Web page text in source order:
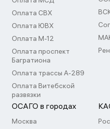
Оплата СВХ
Оплата ЮВХ
Оплата М-12
Оплата проспект
Багратиона
Оплата трассы А-289
Оплата Витебской
развязки
ОСАГО в городах
Москва